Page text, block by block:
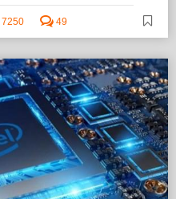
7250 49